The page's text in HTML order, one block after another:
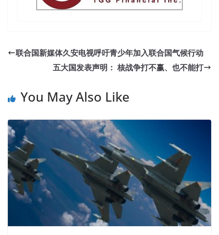
联合国新媒体久安电视呼吁青少年加入联合国气候行动
五大国发表声明： 核战争打不赢、也不能打
You May Also Like